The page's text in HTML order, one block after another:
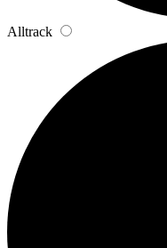
Alltrack